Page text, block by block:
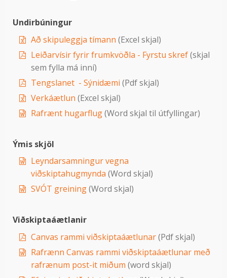
Undirbúningur
Að skipuleggja tímann (Excel skjal)
Leiðarvísir fyrir frumkvöðla - Fyrstu skref(skjal
sem fylla má inní)
Tengslanet - Sýnidæmi (Pdf skjal)
Verkáætlun (Excel skjal)
Rafrænt hugarflug(Word skjal til útfyllingar)
Ýmis skjöl
Leyndarsamningur vegna
viðskiptahugmynda (Word skjal)
SVÓT greining(Word skjal)
Viðskiptaáætlanir
Canvas rammi viðskiptaáætlunar(Pdf skjal)
Rafrænn Canvas rammi viðskiptaáætlunar með
rafrænum post-it miðum (word skjal)